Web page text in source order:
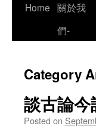
Skip
Home 關於我
們-
Category
談古論
Posted on